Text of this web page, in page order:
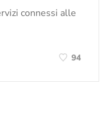
connessi alle
94